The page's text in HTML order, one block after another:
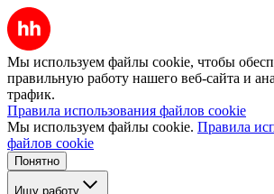
Мы используем файлы cookie, чтобы
правильную работу нашего веб-сайта и
трафик.
Правила использования файлов cookie
Мы используем файлы cookie. Правила
файлов cookie
Понятно
Ищу работу